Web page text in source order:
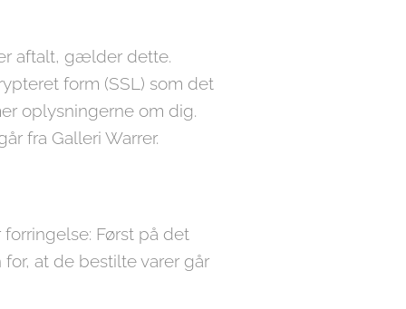
aftalt, gælder dette.
form (SSL) som det
oplysningerne om dig.
fra Galleri Warrer.
Først på det
at de bestilte varer går